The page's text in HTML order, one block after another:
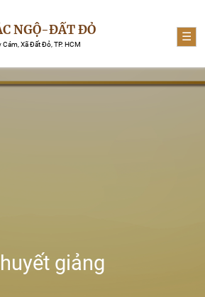
NGỘ-ĐẤT ĐỎ
Xã Đất Đỏ, TP. HCM
☰
giảng